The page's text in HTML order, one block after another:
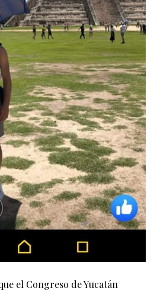
el Congreso de Yucatán